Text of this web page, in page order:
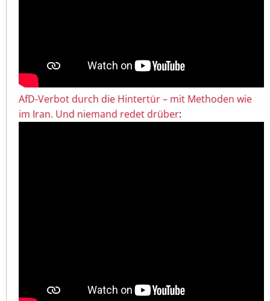
AfD-Verbot durch die Hintertür – mit Methoden wie
im Iran. Und niemand redet drüber: